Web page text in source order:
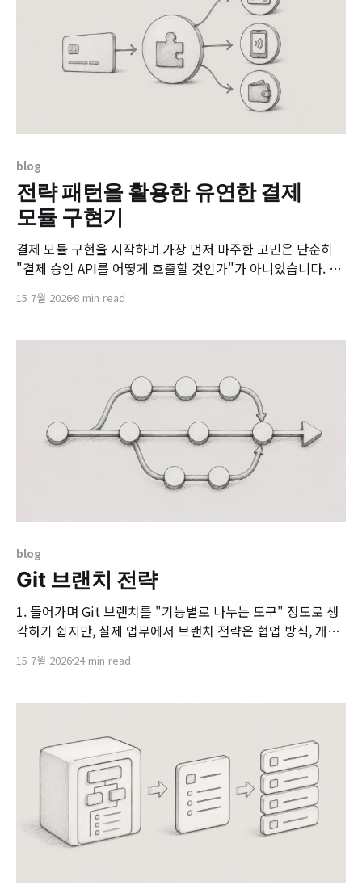
blog
전략 패턴을 활용한 유연한 결제
모듈 구현기
결제 모듈 구현을 시작하며 가장 먼저 마주한 고민은 단순히
"결제 승인 API를 어떻게 호출할 것인가"가 아니었습니다. 핵
의 결제 흐름을 흔들지 않고 일관된 결제 경험을 제공할 수 있
(T***Payments) 연동이었으나, 향후
15 7월 20268 min read
blog
Git 브랜치 전략
1. 들어가며 Git 브랜치를 "기능별로 나누는 도구" 정도로 생
각하기 쉽지만, 실제 업무에서 브랜치 전략은 협업 방식, 개발
접 연결됩니다. 여러 명이 동시에 개발하고 정해진 일정에 맞
사용법을 넘어 팀의 일하는
15 7월 202624 min read